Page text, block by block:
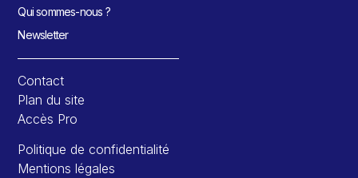
Qui sommes-nous ?
Newsletter
Contact
Plan du site
Accès Pro
Politique de confidentialité
Mentions légales